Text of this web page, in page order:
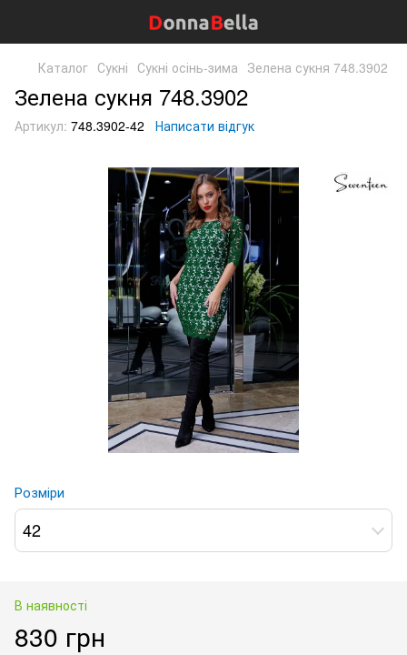
Каталог Сукні Сукні осінь-зима Зелена сукня 748.3902
Зелена сукня 748.3902
Артикул: 748.3902-42 Написати відгук
Розміри
42
В наявності
830 грн